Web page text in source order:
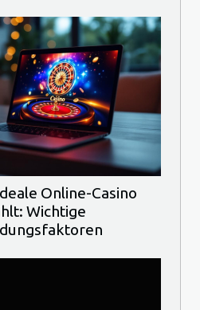
Online-Casino
Wichtige